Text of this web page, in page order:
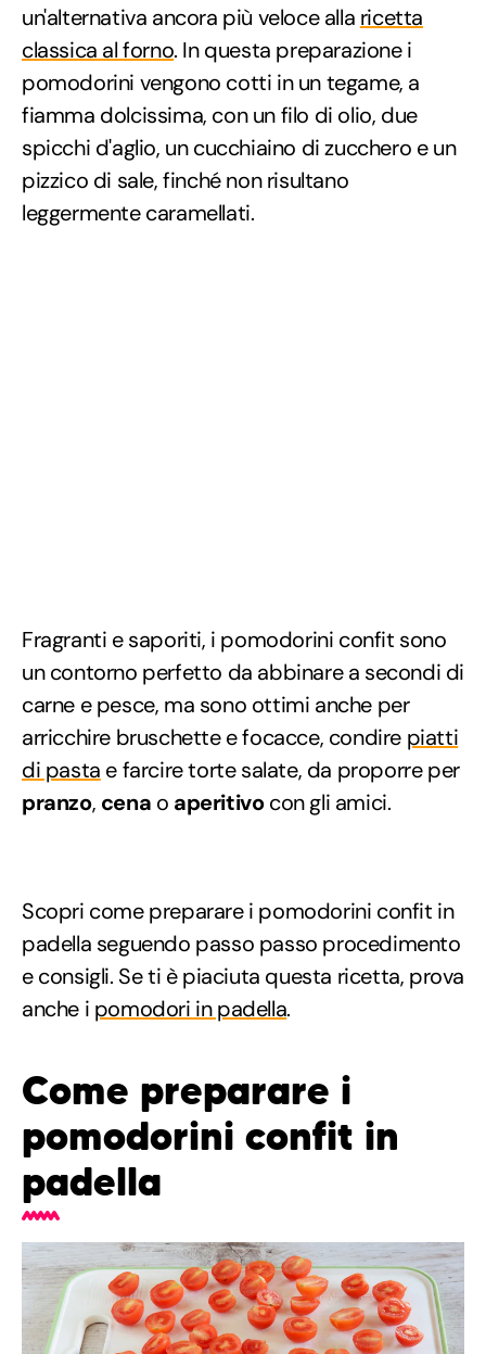
un'alternativa ancora più veloce alla ricetta
classica al forno. In questa preparazione i
pomodorini vengono cotti in un tegame, a
fiamma dolcissima, con un filo di olio, due
spicchi d'aglio, un cucchiaino di zucchero e un
pizzico di sale, finché non risultano
leggermente caramellati.
Fragranti e saporiti, i pomodorini confit sono
un contorno perfetto da abbinare a secondi di
carne e pesce, ma sono ottimi anche per
arricchire bruschette e focacce, condire piatti
di pasta e farcire torte salate, da proporre per
pranzo, cena o aperitivocon gli amici.
Scopri come preparare i pomodorini confit in
padella seguendo passo passo procedimento
e consigli. Se ti è piaciuta questa ricetta, prova
anche i pomodori in padella.
Come preparare i
pomodorini confit in
padella